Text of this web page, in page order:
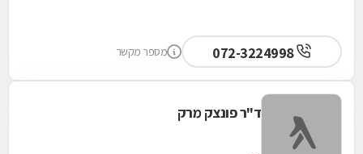
072-3224998 מספר מקשר
ד"ר פונצק מרק